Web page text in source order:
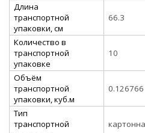
Длина
транспортной
упаковки, см
66.3
Количество в
транспортной
упаковке
10
Объём
транспортной
упаковки, куб.м
0.126766
Тип
транспортной